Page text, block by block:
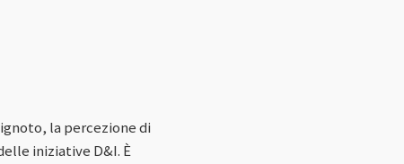
la percezione di
iniziative D&I. È